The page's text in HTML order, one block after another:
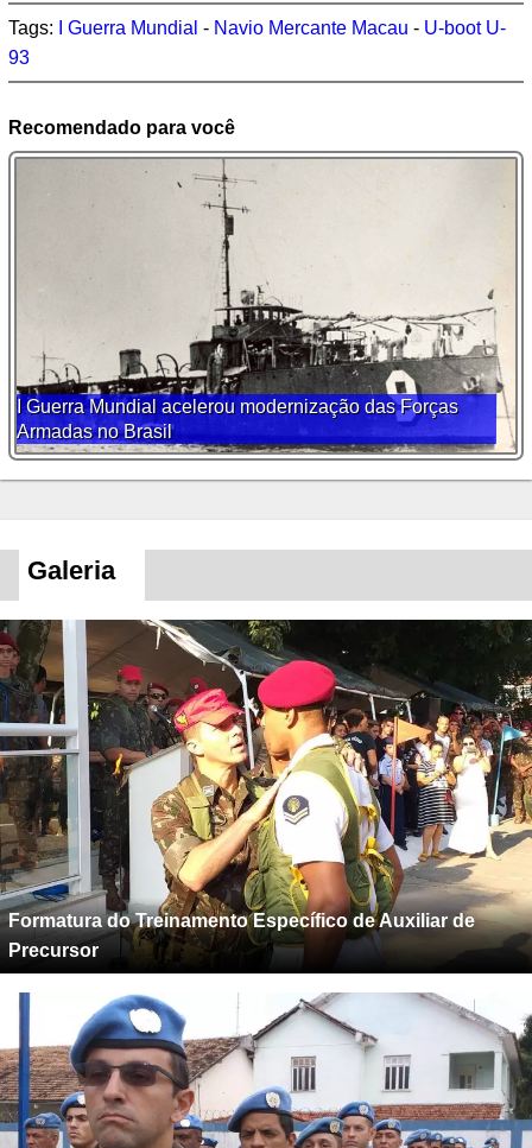
Tags: I Guerra Mundial - Navio Mercante Macau - U-boot U-
93
Recomendado para você
I Guerra Mundial acelerou modernização das Forças
Armadas no Brasil
Galeria
Formatura do Treinamento Específico de Auxiliar de
Precursor